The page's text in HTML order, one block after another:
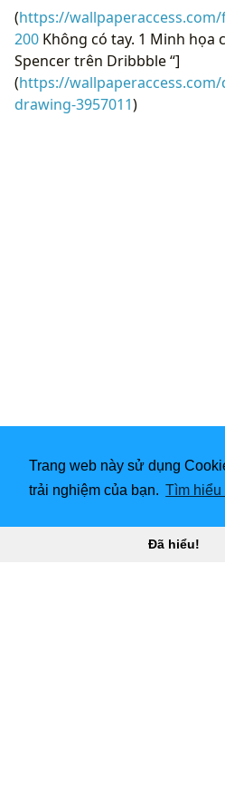
Trang web này sử dụng
trải nghiệm của bạn. Tìm hiểu
Đã hiểu!
(https://wallpaperaccess.com/
200 Không có tay. 1 Minh họa
Spencer trên Dribbble “]
(https://
drawing-3957011)